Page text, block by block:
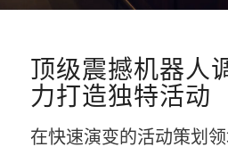
顶级震撼机器人
力打造独特活动
在快速演变的活动策划